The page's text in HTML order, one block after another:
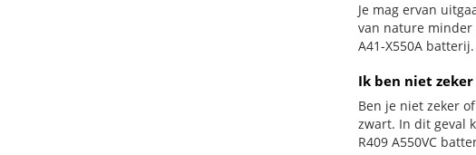
Je mag ervan
van nature minder
A41-X550A batterij.
Ik ben niet
Ben je niet zeker
zwart. In dit geval
R409 A550VC